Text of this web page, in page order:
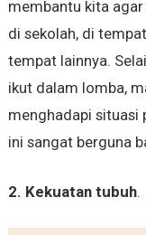
membantu kita
di sekolah, di
tempat lainnya.
ikut dalam lomba,
menghadapi situasi
ini sangat berguna
2. Kekuatan tubuh.